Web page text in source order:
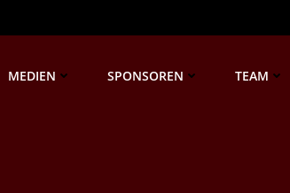
MEDIEN SPONSOREN TEAM